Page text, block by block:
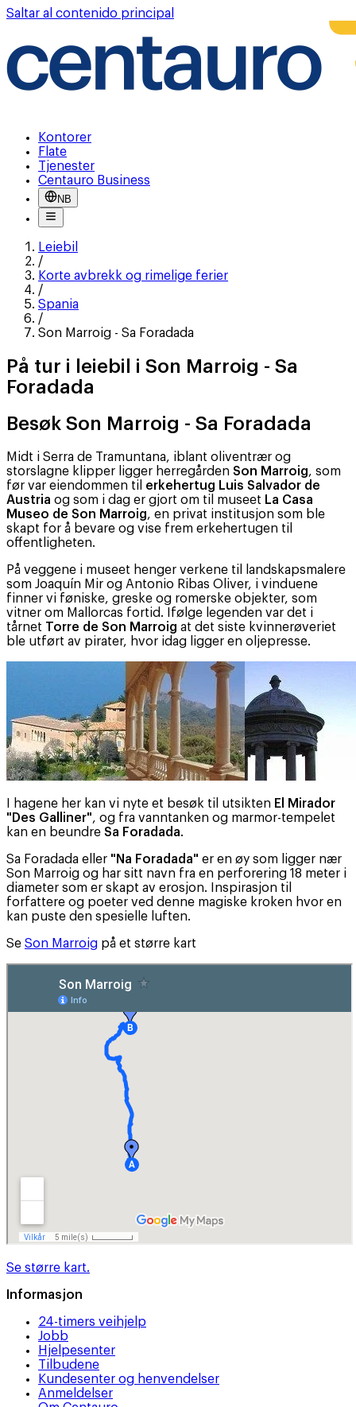
Saltar al contenido principal
Kontorer
Flate
Tjenester
Centauro Business
NB
Leiebil
/
Korte avbrekk og rimelige ferier
/
Spania
/
Son Marroig - Sa Foradada
På tur i leiebil i Son Marroig - Sa
Foradada
Besøk Son Marroig - Sa Foradada
Midt i Serra de Tramuntana, iblant oliventrær og
storslagne klipper ligger herregården Son Marroig, som
før var eiendommen til erkehertug Luis Salvador de
Austria og som i dag er gjort om til museet La Casa
Museo de Son Marroig, en privat institusjon som ble
skapt for å bevare og vise frem erkehertugen til
offentligheten.
På veggene i museet henger verkene til landskapsmalere
som Joaquín Mir og Antonio Ribas Oliver, i vinduene
finner vi føniske, greske og romerske objekter, som
vitner om Mallorcas fortid. Ifølge legenden var det i
tårnet Torre de Son Marroig at det siste kvinnerøveriet
ble utført av pirater, hvor idag ligger en oljepresse.
I hagene her kan vi nyte et besøk til utsikten El Mirador
"Des Galliner", og fra vanntanken og marmor-tempelet
kan en beundre Sa Foradada.
Sa Foradada eller "Na Foradada" er en øy som ligger nær
Son Marroig og har sitt navn fra en perforering 18 meter i
diameter som er skapt av erosjon. Inspirasjon til
forfattere og poeter ved denne magiske kroken hvor en
kan puste den spesielle luften.
Se Son Marroig på et større kart
Se større kart.
Informasjon
24-timers veihjelp
Jobb
Hjelpesenter
Tilbudene
Kundesenter og henvendelser
Anmeldelser